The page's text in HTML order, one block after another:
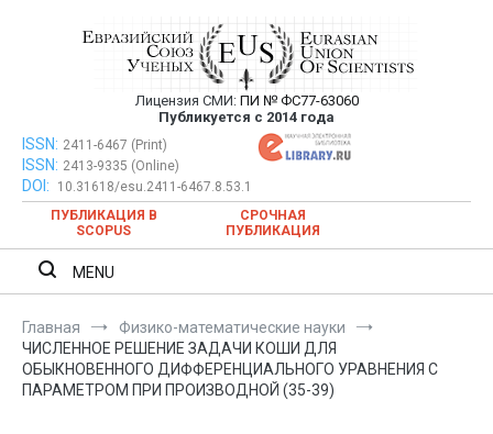
Евразийский Союз Ученых —
публикация научных статей в
ежемесячном научном журнале
Лицензия СМИ: ПИ № ФС77-63060
Публикуется с 2014 года
Евразийский Союз Ученых — публикация научных статей в
ежемесячном научном журнале
ISSN: 2411-6467 (Print)
ISSN: 2413-9335 (Online)
DOI:
10.31618/esu.2411-6467.8.53.1
ПУБЛИКАЦИЯ В
SCOPUS
СРОЧНАЯ
ПУБЛИКАЦИЯ
MENU
Главная
Физико-математические науки
ЧИСЛЕННОЕ РЕШЕНИЕ ЗАДАЧИ КОШИ ДЛЯ
ОБЫКНОВЕННОГО ДИФФЕРЕНЦИАЛЬНОГО УРАВНЕНИЯ С
ПАРАМЕТРОМ ПРИ ПРОИЗВОДНОЙ (35-39)